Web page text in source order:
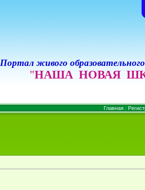
Портал живого
"НАША НОВАЯ
Главная|